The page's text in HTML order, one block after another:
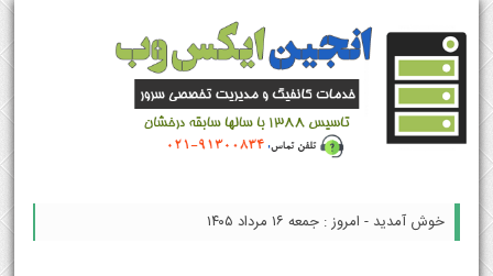
خوش آمدید - امروز : جمعه ۱۶ مرداد ۱۴۰۵